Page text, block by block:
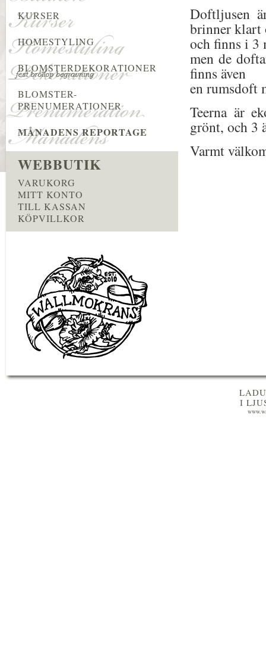
Doftljusen
brinner klart
och finns i 3
men de
finns även
en rumsdoft
Teerna är
grönt, och 3
Varmt
KURSER
HOMESTYLING
BLOMSTERDEKORATIONER
BLOMSTER-
PRENUMERATIONER
MÅNADENS REPORTAGE
WEBBUTIK
VARUKORG
MITT KONTO
TILL KASSAN
KÖPVILLKOR
I